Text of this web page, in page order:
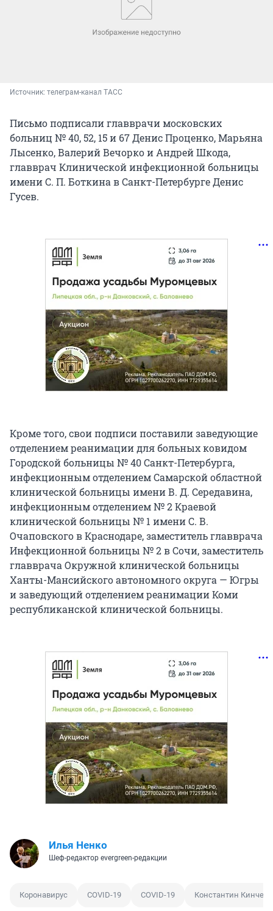
Источник: телеграм-канал ТАСС
Письмо подписали главврачи московских
больниц № 40, 52, 15 и 67 Денис Проценко, Марьяна
Лысенко, Валерий Вечорко и Андрей Шкода,
главврач Клинической инфекционной больницы
имени С. П. Боткина в Санкт-Петербурге Денис
Гусев.
Кроме того, свои подписи поставили заведующие
отделением реанимации для больных ковидом
Городской больницы № 40 Санкт-Петербурга,
инфекционным отделением Самарской областной
клинической больницы имени В. Д. Середавина,
инфекционным отделением № 2 Краевой
клинической больницы № 1 имени С. В.
Очаповского в Краснодаре, заместитель главврача
Инфекционной больницы № 2 в Сочи, заместитель
главврача Окружной клинической больницы
Ханты-Мансийского автономного округа — Югры
и заведующий отделением реанимации Коми
республиканской клинической больницы.
Илья Ненко
Шеф-редактор evergreen-редакции
Коронавирус COVID-19 COVID-19 Константин Кинчев